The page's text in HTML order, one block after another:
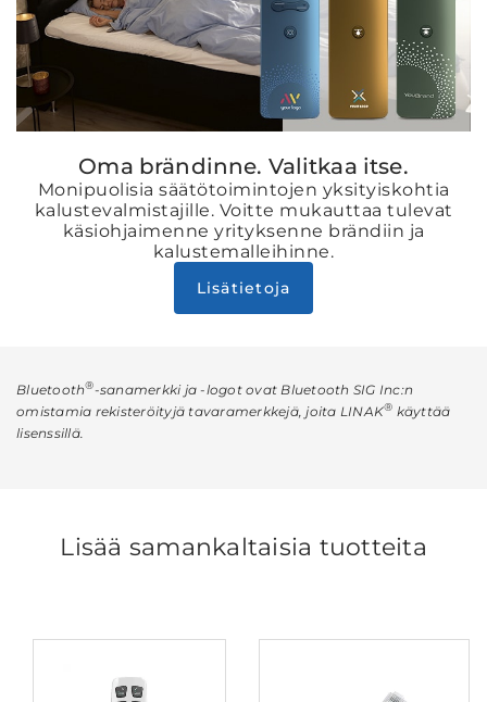
Oma brändinne. Valitkaa itse.
Monipuolisia säätötoimintojen yksityiskohtia
kalustevalmistajille. Voitte mukauttaa tulevat
käsiohjaimenne yrityksenne brändiin ja
kalustemalleihinne.
Lisätietoja
Bluetooth®-sanamerkki ja -logot ovat Bluetooth SIG Inc:n
omistamia rekisteröityjä tavaramerkkejä, joita LINAK® käyttää
lisenssillä.
Lisää samankaltaisia tuotteita